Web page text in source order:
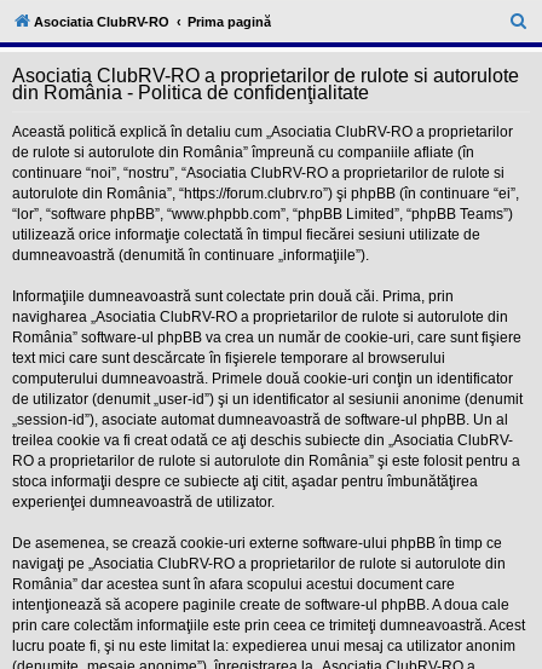
l
u
R
V
-
m
u
n
i
t
a
t
e
p
o
s
e
s
o
r
l
o
r
d
e
r
l
o
t
s
i
a
u
Asociatia ClubRV-RO Prima pagină
ă
Asociatia ClubRV-RO a proprietarilor de rulote si autorulote
din România - Politica de confidenţialitate
Această politică explică în detaliu cum „Asociatia ClubRV-RO a proprietarilor
de rulote si autorulote din România” împreună cu companiile afliate (în
continuare “noi”, “nostru”, “Asociatia ClubRV-RO a proprietarilor de rulote si
autorulote din România”, “https://forum.clubrv.ro”) şi phpBB (în continuare “ei”,
“lor”, “software phpBB”, “www.phpbb.com”, “phpBB Limited”, “phpBB Teams”)
utilizează orice informaţie colectată în timpul fiecărei sesiuni utilizate de
dumneavoastră (denumită în continuare „informaţiile”).
Informaţiile dumneavoastră sunt colectate prin două căi. Prima, prin
navigharea „Asociatia ClubRV-RO a proprietarilor de rulote si autorulote din
România” software-ul phpBB va crea un număr de cookie-uri, care sunt fişiere
text mici care sunt descărcate în fişierele temporare al browserului
computerului dumneavoastră. Primele două cookie-uri conţin un identificator
de utilizator (denumit „user-id”) şi un identificator al sesiunii anonime (denumit
„session-id”), asociate automat dumneavoastră de software-ul phpBB. Un al
treilea cookie va fi creat odată ce aţi deschis subiecte din „Asociatia ClubRV-
RO a proprietarilor de rulote si autorulote din România” şi este folosit pentru a
stoca informaţii despre ce subiecte aţi citit, aşadar pentru îmbunătăţirea
experienţei dumneavoastră de utilizator.
De asemenea, se crează cookie-uri externe software-ului phpBB în timp ce
navigaţi pe „Asociatia ClubRV-RO a proprietarilor de rulote si autorulote din
România” dar acestea sunt în afara scopului acestui document care
intenţionează să acopere paginile create de software-ul phpBB. A doua cale
prin care colectăm informaţiile este prin ceea ce trimiteţi dumneavoastră. Acest
lucru poate fi, şi nu este limitat la: expedierea unui mesaj ca utilizator anonim